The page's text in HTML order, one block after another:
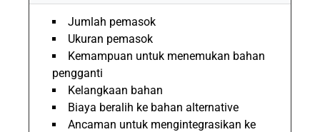
Jumlah pemasok
Ukuran pemasok
Kemampuan untuk menemukan bahan
pengganti
Kelangkaan bahan
Biaya beralih ke bahan alternative
Ancaman untuk mengintegrasikan ke